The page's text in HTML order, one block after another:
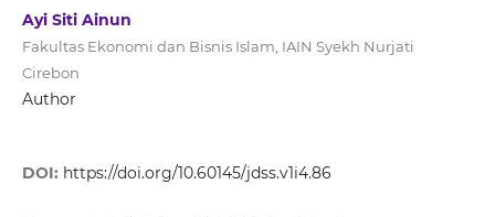
Ayi Siti Ainun
Fakultas Ekonomi dan Bisnis Islam, IAIN Syekh Nurjati
Cirebon
Author
DOI: https://doi.org/10.60145/jdss.v1i4.86